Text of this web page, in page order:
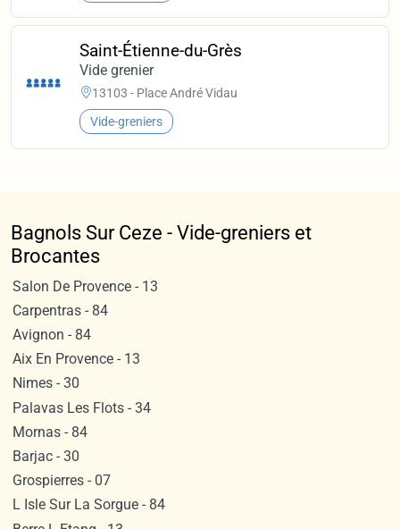
Saint-Étienne-du-Grès
Vide grenier
13103 - Place André Vidau
Vide-greniers
Bagnols Sur Ceze - Vide-greniers et
Brocantes
Salon De Provence - 13
Carpentras - 84
Avignon - 84
Aix En Provence - 13
Nimes - 30
Palavas Les Flots - 34
Mornas - 84
Barjac - 30
Grospierres - 07
L Isle Sur La Sorgue - 84